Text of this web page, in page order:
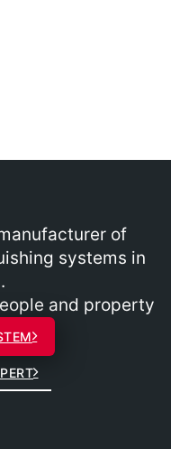
of
systems in
and property